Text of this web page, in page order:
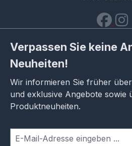
Verpassen Sie keine
Neuheiten!
Wir informieren Sie früher
und exklusive Angebote sowie
Produktneuheiten.